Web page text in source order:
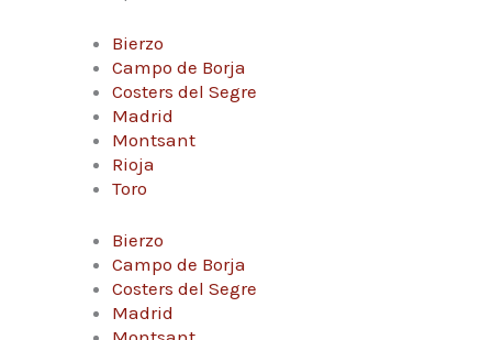
Bierzo
Campo de Borja
Costers del Segre
Madrid
Montsant
Rioja
Toro
Bierzo
Campo de Borja
Costers del Segre
Madrid